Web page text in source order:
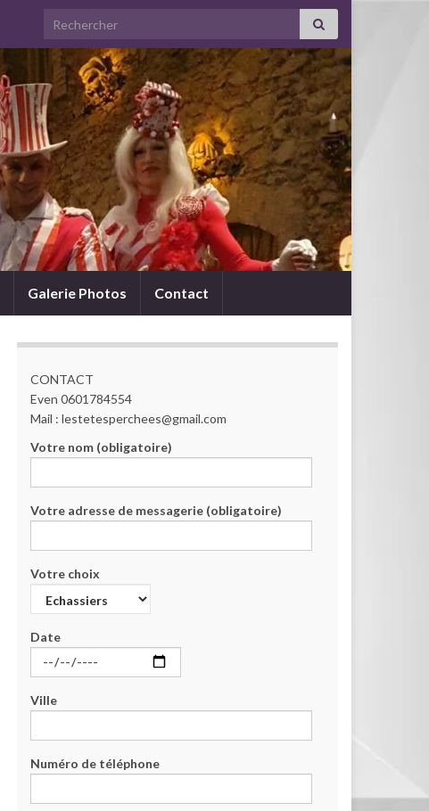
Search for:
Galerie Photos Contact
CONTACT
Even 0601784554
Mail : lestetesperchees@gmail.com
Votre nom (obligatoire)
Votre adresse de messagerie (obligatoire)
Votre choix
Date
Ville
Numéro de téléphone